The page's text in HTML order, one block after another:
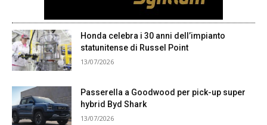
Honda celebra i 30 anni dell’impianto
statunitense di Russel Point
13/07/2026
Passerella a Goodwood per pick-up super
hybrid Byd Shark
13/07/2026